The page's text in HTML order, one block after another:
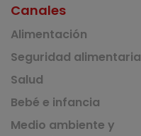
Canales
Alimentación
Seguridad alimentaria
Salud
Bebé e infancia
Medio ambiente y